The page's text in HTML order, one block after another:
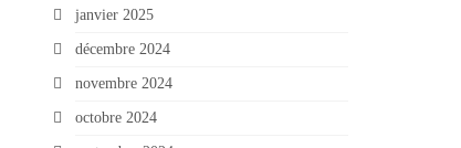
janvier 2025
décembre 2024
novembre 2024
octobre 2024